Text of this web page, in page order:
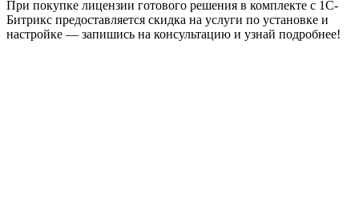
При покупке лицензии готового решения в комплекте с 1С-
Битрикс предоставляется скидка на услуги по установке и
настройке — запишись на консультацию и узнай подробнее!